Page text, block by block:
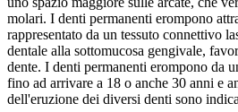
molari. I denti permanenti erompono
rappresentato da un tessuto connettivo
dentale alla sottomucosa gengivale,
dente. I denti permanenti erompono da
fino ad arrivare a 18 o anche 30 anni e
dell'eruzione dei diversi denti sono